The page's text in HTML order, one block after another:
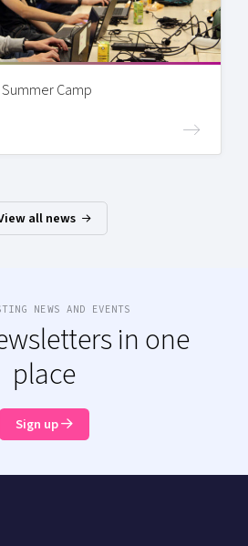
Camp
all news
NEWS AND EVENTS
in one
place
Sign up